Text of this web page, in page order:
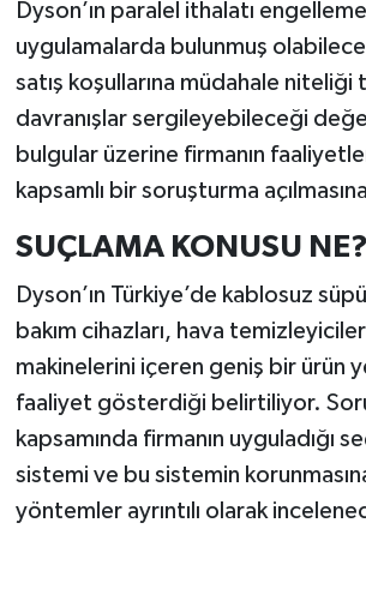
Dyson’ın paralel ithalatı
uygulamalarda bulunmuş
satış koşullarına müdahale niteliği
davranışlar sergileyebileceği
bulgular üzerine firmanın
kapsamlı bir soruşturma
SUÇLAMA KONUSU NE?
Dyson’ın Türkiye’de kablosuz
bakım cihazları, hava
makinelerini içeren geniş bir ürün
faaliyet gösterdiği belirtiliyor.
kapsamında firmanın uyguladığı
sistemi ve bu sistemin
yöntemler ayrıntılı olarak